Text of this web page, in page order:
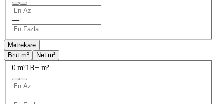
—
Metrekare
Brüt m²
Net m²
0 m²1B+ m²
—